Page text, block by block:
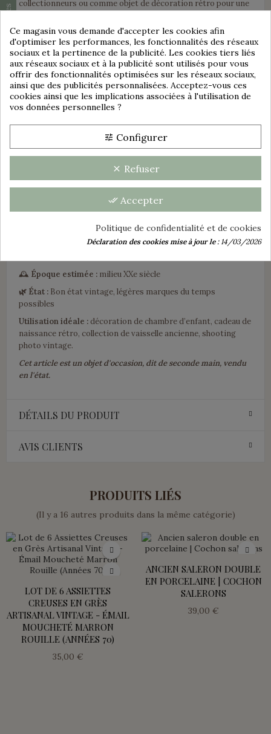
collectionneurs ou comme objet de décoration rétro pour une
Un bel exemple de l’élégance française au service de la
petite enfance.
Caractéristiques :
🍼Marque :BABY LONGWY – France
🍽️Contenu :
1 assiette plate N° de modèle : D.2393 - Diamètre 21,5
cm
1 assiette creuse N° de modèle : D.2393 - Diamètre 18
cm
1 verre N° de modèle : D2303 - Hauteur 7,8 cm -
Diamètre du haut 5,5 cm
1 coquetier N° de modèle : D. 2393 - Hauteur 6,5 cm
🎨Décor émaillé :Illustrations enfantines / animaux sur fond
Faïence
🕰️ Époque estimée : milieu XXe siècle
🌿 État : Bon état vintage, légères marques du temps
possibles
Utilisation idéale : décoration de chambre d’enfant, cadeau de
naissance rétro, collection de vaisselle ancienne, shooting
photo vintage.
Cet article est un objet d'occasion, dit de seconde main, vendu
en l'état.
DÉTAILS DU PRODUIT
AVIS CLIENTS
PRODUITS LIÉS
(Il y a 16 autres produits dans la même catégorie)
LOT DE 6 ASSIETTES
CREUSES EN GRÈS
ARTISANAL VINTAGE - ÉMAIL
MOUCHETÉ MARRON
ROUILLE (ANNÉES 70)
35,00 €
ANCIEN SALERON DOUBLE
EN PORCELAINE | COCHON
SALERONS
39,00 €
Ce magasin vous demande d'accepter les cookies afin
d'optimiser les performances, les fonctionnalités des réseaux
sociaux et la pertinence de la publicité. Les cookies tiers liés
aux réseaux sociaux et à la publicité sont utilisés pour vous
offrir des fonctionnalités optimisées sur les réseaux sociaux,
ainsi que des publicités personnalisées. Acceptez-vous ces
cookies ainsi que les implications associées à l'utilisation de
vos données personnelles ?
tune Configurer
clear Refuser
done_all Accepter
Politique de confidentialité et de cookies
Déclaration des cookies mise à jour le :14/03/2026
group_work
Consentement aux cookies